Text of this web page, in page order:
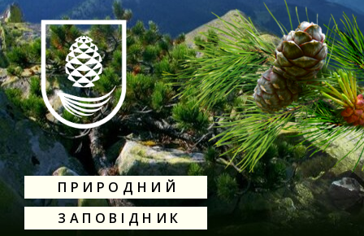
ПРИРОДНИЙ
ЗАПОВІДНИК